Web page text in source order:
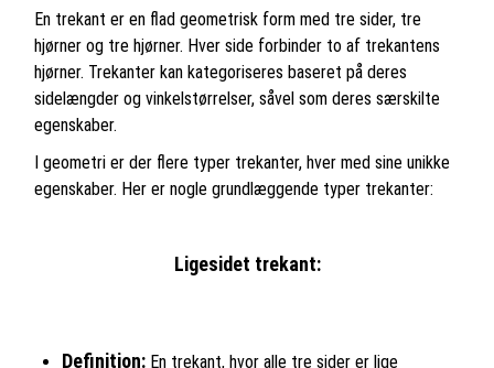
En trekant er en flad geometrisk form med tre sider, tre
hjørner og tre hjørner. Hver side forbinder to af trekantens
hjørner. Trekanter kan kategoriseres baseret på deres
sidelængder og vinkelstørrelser, såvel som deres særskilte
egenskaber.
I geometri er der flere typer trekanter, hver med sine unikke
egenskaber. Her er nogle grundlæggende typer trekanter:
Ligesidet trekant:
Definition: En trekant, hvor alle tre sider er lige